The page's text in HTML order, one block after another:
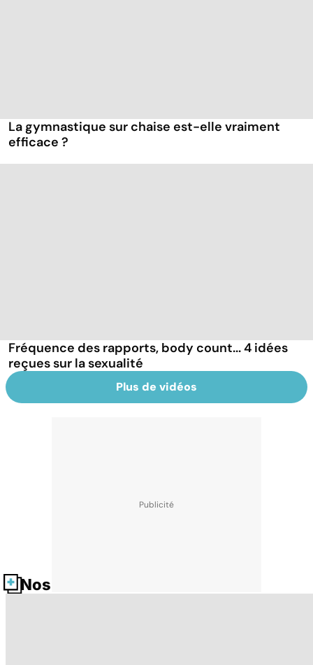
La gymnastique sur chaise est-elle vraiment
efficace ?
Fréquence des rapports, body count... 4 idées
reçues sur la sexualité
Plus de vidéos
Nos fiches santé